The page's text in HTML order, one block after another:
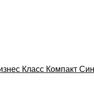
Класс Компакт